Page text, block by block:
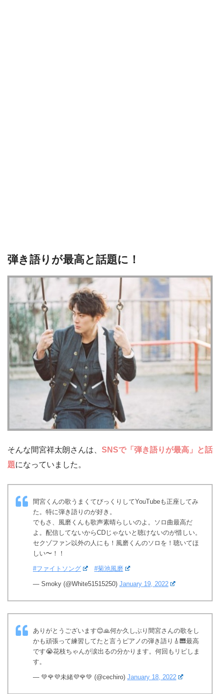
弾き語りが最高と話題に！
そんな間宮祥太朗さんは、 SNSで「弾き語りが最高」と話
題になっていました。
間宮くんの歌うまくてびっくりしてYouTubeも正座してみ
た。特に弾き語りのが好き。
でもさ、風磨くんも歌声素晴らしいのよ。ソロ曲最高だ
よ。配信してないからCDじゃないと聴けないのが惜しい。
セクゾファン以外の人にも！風磨くんのソロを！聴いてほ
しい〜！！
#ファイトソング #菊池風磨
— Smoky (@White51515250) January 19, 2022
ありがとうございます😊🙏何か久しぶり間宮さんの歌をし
かも頑張って練習してたと言うピアノの弾き語り🎸🎹最高
です😭花枝ちゃんが涙出るの分かります。何回もリピしま
す。
— 💚🌹💜未緒💜🌹💚 (@cechiro) January 18, 2022